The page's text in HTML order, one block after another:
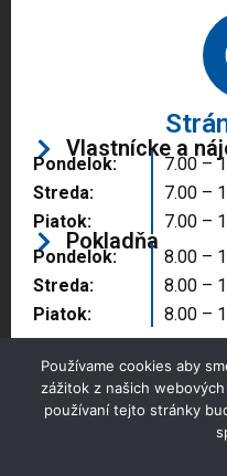
Vlastnícke a
Pondelok:
Streda:
Piatok:
7.00 –
7.00 –
7.00 –
Pokladňa
Pondelok:
Streda:
Piatok:
8.00 –
8.00 –
8.00 –
Copyright © 2025
Používame cookies aby
zážitok z našich
používaní tejto stránky